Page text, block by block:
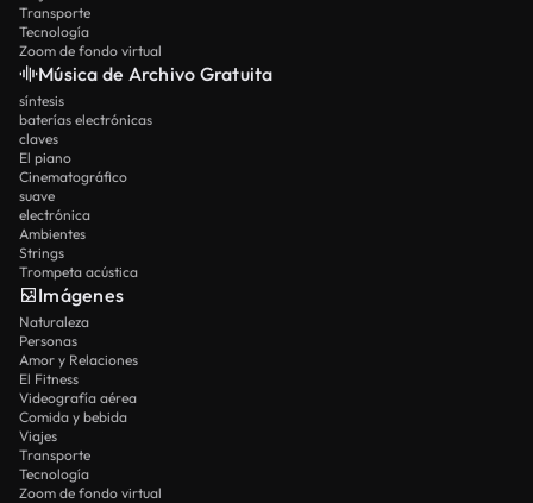
Transporte
Tecnología
Zoom de fondo virtual
Música de Archivo Gratuita
síntesis
baterías electrónicas
claves
El piano
Cinematográfico
suave
electrónica
Ambientes
Strings
Trompeta acústica
Imágenes
Naturaleza
Personas
Amor y Relaciones
El Fitness
Videografía aérea
Comida y bebida
Viajes
Transporte
Tecnología
Zoom de fondo virtual